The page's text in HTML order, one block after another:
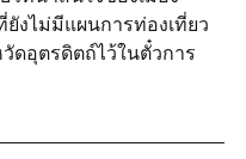
งไม่มีแผนการท่องเที่ยว
ดอุตรดิตถ์ไว้ในตั๋วการ